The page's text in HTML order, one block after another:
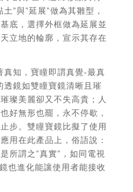
時代」曾經的神權，人們
現今許多的詞彙中都有其
見其身影。而在F250重
的存在，進而彰顯其特
”與”延展”做為其雛型，
底，選擇外框做為延展並
立地的輪廓，宣示其存在
真知，寶瞳即謂真覺-最真
鏡如雙瞳寶鏡清晰且璀